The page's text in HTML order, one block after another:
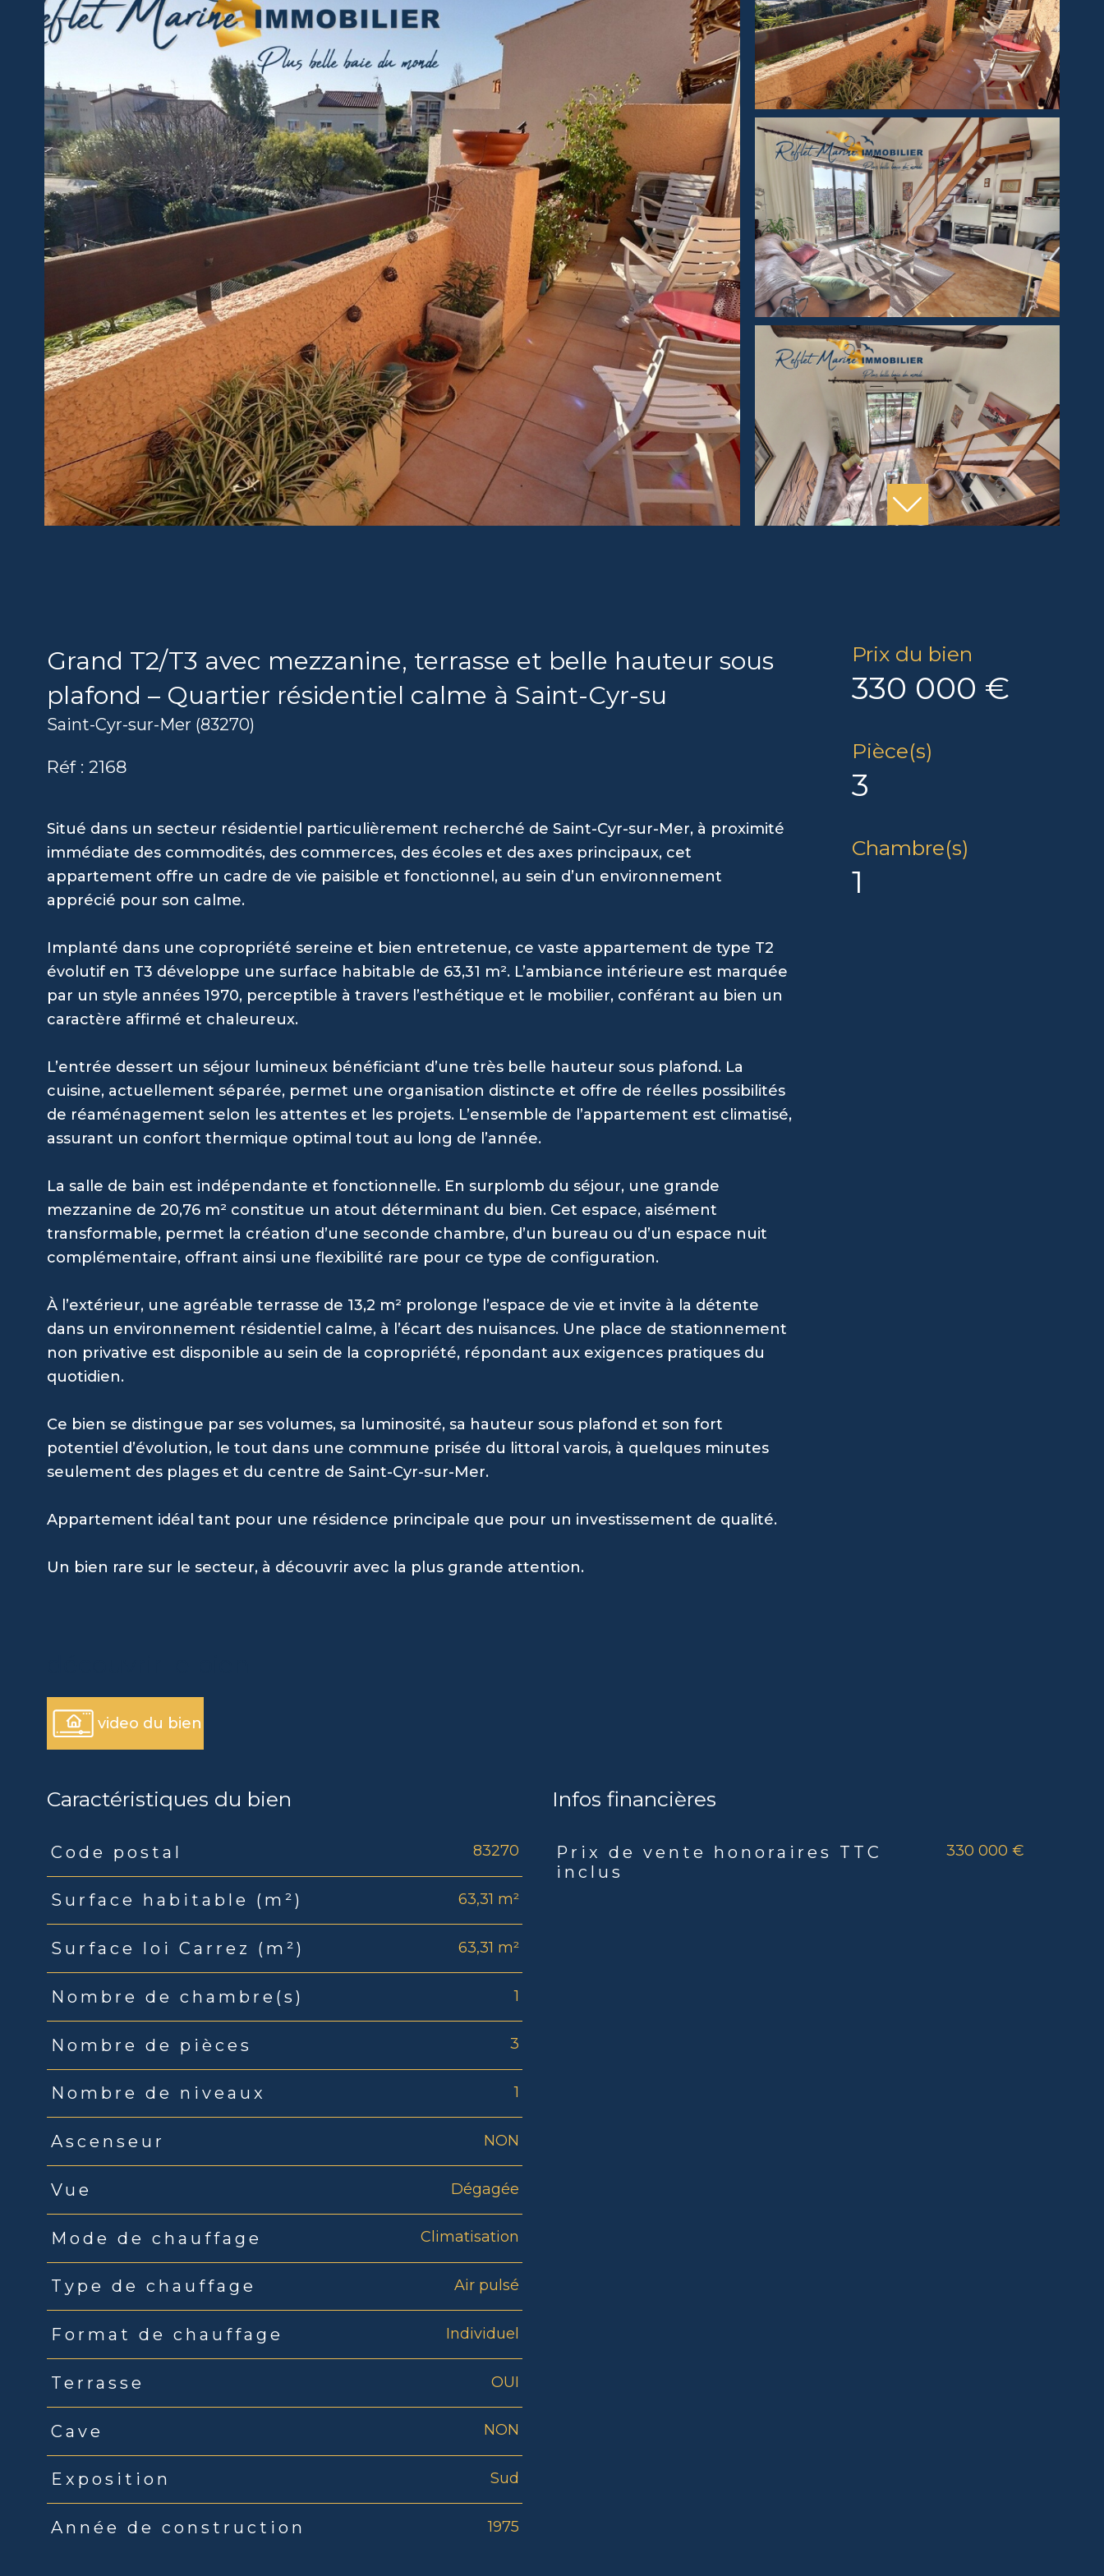
Grand T2/T3 avec mezzanine, terrasse et belle hauteur sous
plafond – Quartier résidentiel calme à Saint-Cyr-su
Saint-Cyr-sur-Mer (83270)
Réf : 2168
Situé dans un secteur résidentiel particulièrement recherché de Saint-Cyr-sur-Mer, à proximité
immédiate des commodités, des commerces, des écoles et des axes principaux, cet
appartement offre un cadre de vie paisible et fonctionnel, au sein d’un environnement
apprécié pour son calme.
Implanté dans une copropriété sereine et bien entretenue, ce vaste appartement de type T2
évolutif en T3 développe une surface habitable de 63,31 m². L’ambiance intérieure est marquée
par un style années 1970, perceptible à travers l’esthétique et le mobilier, conférant au bien un
caractère affirmé et chaleureux.
L’entrée dessert un séjour lumineux bénéficiant d’une très belle hauteur sous plafond. La
cuisine, actuellement séparée, permet une organisation distincte et offre de réelles possibilités
de réaménagement selon les attentes et les projets. L’ensemble de l’appartement est climatisé,
assurant un confort thermique optimal tout au long de l’année.
La salle de bain est indépendante et fonctionnelle. En surplomb du séjour, une grande
mezzanine de 20,76 m² constitue un atout déterminant du bien. Cet espace, aisément
transformable, permet la création d’une seconde chambre, d’un bureau ou d’un espace nuit
complémentaire, offrant ainsi une flexibilité rare pour ce type de configuration.
À l’extérieur, une agréable terrasse de 13,2 m² prolonge l’espace de vie et invite à la détente
dans un environnement résidentiel calme, à l’écart des nuisances. Une place de stationnement
non privative est disponible au sein de la copropriété, répondant aux exigences pratiques du
quotidien.
Ce bien se distingue par ses volumes, sa luminosité, sa hauteur sous plafond et son fort
potentiel d’évolution, le tout dans une commune prisée du littoral varois, à quelques minutes
seulement des plages et du centre de Saint-Cyr-sur-Mer.
Appartement idéal tant pour une résidence principale que pour un investissement de qualité.
Un bien rare sur le secteur, à découvrir avec la plus grande attention.
video du bien
Prix du bien
330 000 €
Pièce(s)
3
Chambre(s)
1
Caractéristiques du bien
Caractéristiques
Code postal 83270
Surface habitable (m²) 63,31 m²
Surface loi Carrez (m²) 63,31 m²
Nombre de chambre(s) 1
Nombre de pièces 3
Nombre de niveaux 1
Ascenseur NON
Vue Dégagée
Mode de chauffage Climatisation
Type de chauffage Air pulsé
Format de chauffage Individuel
Terrasse OUI
Cave NON
Exposition Sud
Année de construction 1975
Infos financières
Caractéristiques Valeurs
Prix de vente honoraires TTC
inclus
330 000 €